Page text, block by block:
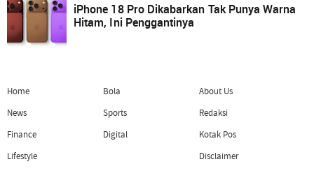
iPhone 18 Pro Dikabarkan Tak Punya Warna
Hitam, Ini Penggantinya
Home
News
Finance
Lifestyle
Bola
Sports
Digital
About Us
Redaksi
Kotak Pos
Disclaimer